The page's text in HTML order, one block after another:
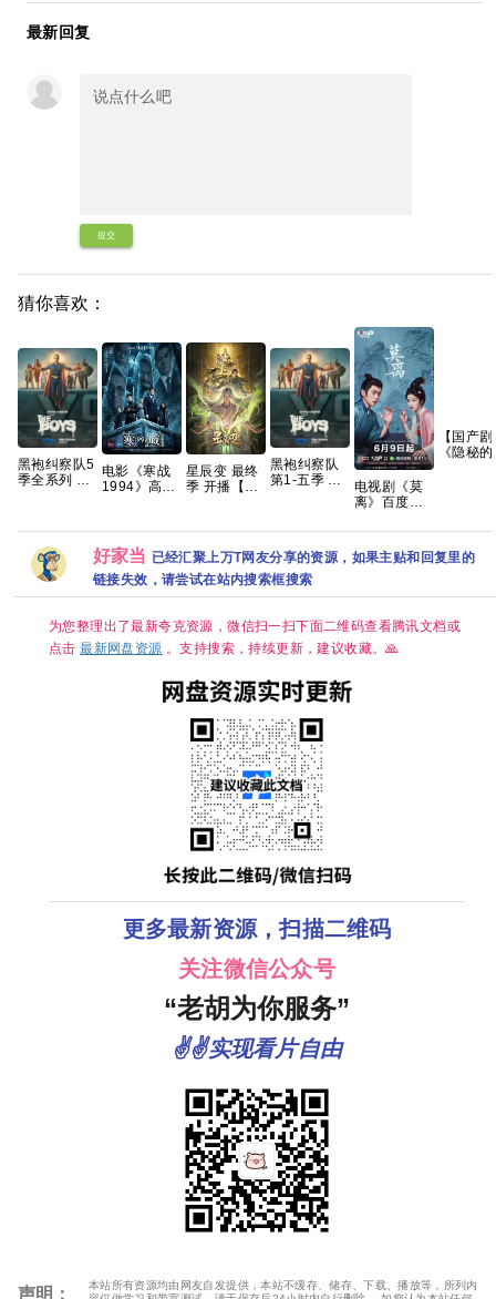
最新回复
提交
猜你喜欢：
黑袍纠察队5
季全系列 手
电影《寒战
1994》高清
源链接
星辰变 最终
季 开播【更
黑袍纠察队
第1-五季 全
电视剧《莫
离》百度网
清免费资源
分享
【国产
《隐秘
集】
好家当 已经汇聚上万T网友分享的资源，如果主贴和回复里的
链接失效，请尝试在站内搜索框搜索
为您整理出了最新夸克资源，微信扫一扫下面二维码查看腾讯文档或
点击最新网盘资源 。支持搜索，持续更新，建议收藏。🙏
更多最新资源，扫描二维码
关注微信公众号
“老胡为你服务”
✌✌实现看片自由
声明：
本站所有资源均由网友自发提供，本站不缓存、储存、下载、播放等，所列内